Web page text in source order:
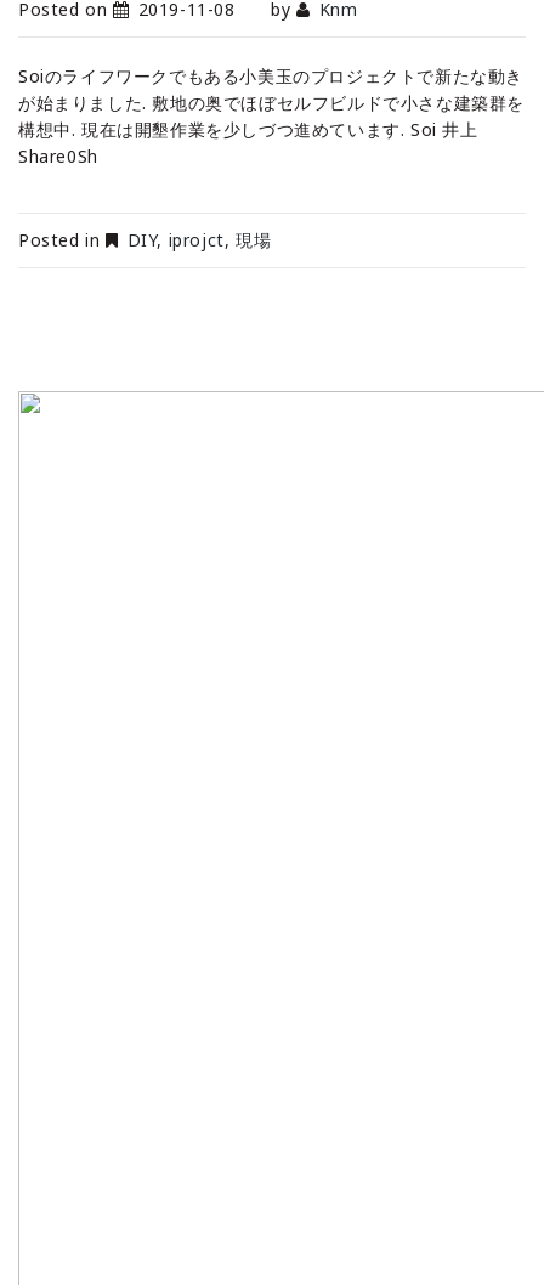
Posted on 2019-11-08 by Knm
Soiのライフワークでもある小美玉のプロジェクトで新たな動き
が始まりました. 敷地の奥でほぼセルフビルドで小さな建築群を
構想中. 現在は開墾作業を少しづつ進めています. Soi 井上
Share0Sh
Posted in DIY, iprojct,現場